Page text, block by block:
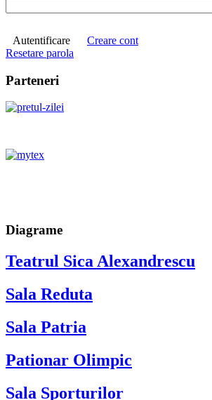
Autentificare
Creare cont
Resetare parola
Parteneri
Diagrame
Teatrul Sica Alexandrescu
Sala Reduta
Sala Patria
Pationar Olimpic
Sala Sporturilor